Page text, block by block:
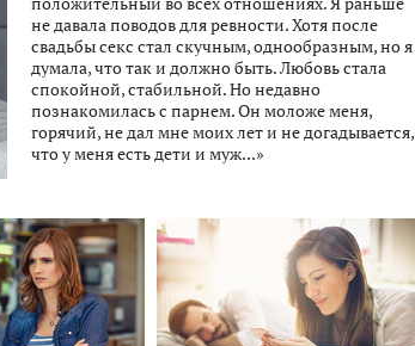
не давала поводов для ревности. Хотя после
свадьбы секс стал скучным, однообразным, но я
думала, что так и должно быть. Любовь стала
спокойной, стабильной. Но недавно
познакомилась с парнем. Он моложе меня,
горячий, не дал мне моих лет и не догадывается,
что у меня есть дети и муж...»